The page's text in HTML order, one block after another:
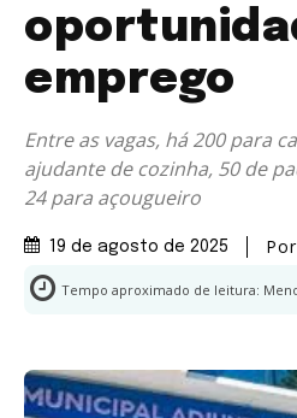
emprego
Entre as vagas, há 200 para
ajudante de cozinha, 50 de
24 para açougueiro
19 de agosto de 2025 Por
Tempo aproximado de leitura: